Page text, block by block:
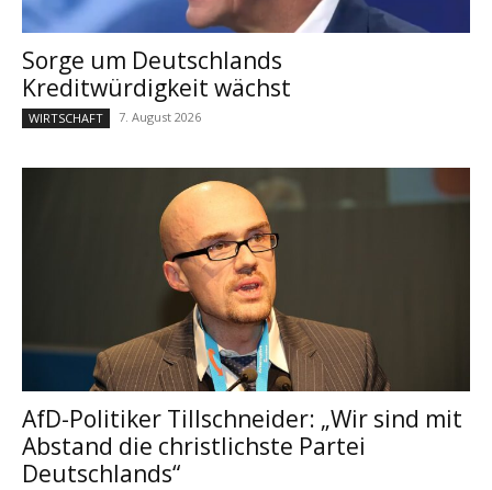
Sorge um Deutschlands
Kreditwürdigkeit wächst
WIRTSCHAFT 7. August 2026
AfD-Politiker Tillschneider: „Wir sind mit
Abstand die christlichste Partei
Deutschlands“